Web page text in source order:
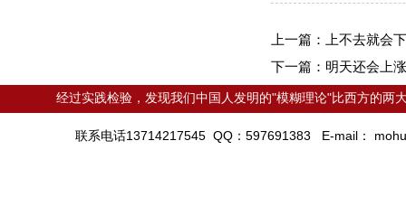
上一篇：
上不去就会
下一篇： 明天还会上
经过实践检验，发现我们中国人发明的"模糊理论"比西方的两
联系电话13714217545 QQ：597691383 E-mail：